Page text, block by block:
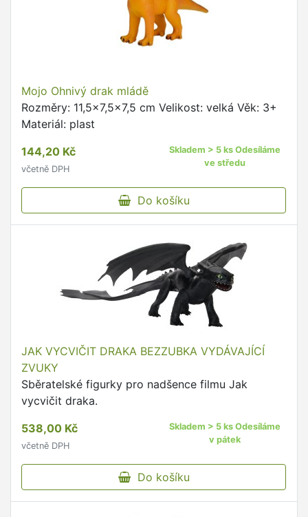
Mojo Ohnivý drak mládě
Rozměry: 11,5x7,5x7,5 cm Velikost: velká Věk: 3+
Materiál: plast
144,20 Kč
včetně DPH
Skladem > 5 ks Odesíláme
ve středu
Do košíku
JAK VYCVIČIT DRAKA BEZZUBKA VYDÁVAJÍCÍ
ZVUKY
Sběratelské figurky pro nadšence filmu Jak
vycvičit draka.
538,00 Kč
včetně DPH
Skladem > 5 ks Odesíláme
v pátek
Do košíku